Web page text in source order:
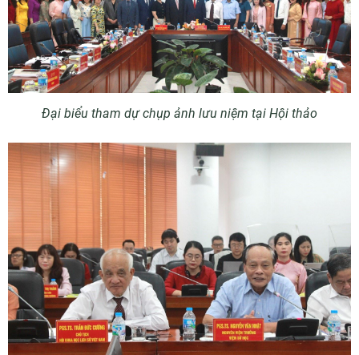
Đại biểu tham dự chụp ảnh lưu niệm tại Hội thảo